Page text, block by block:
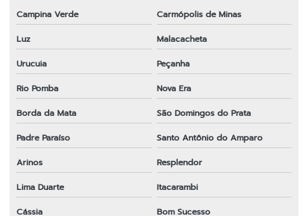
Campina Verde
Carmópolis de Minas
Luz
Malacacheta
Urucuia
Peçanha
Rio Pomba
Nova Era
Borda da Mata
São Domingos do Prata
Padre Paraíso
Santo Antônio do Amparo
Arinos
Resplendor
Lima Duarte
Itacarambi
Cássia
Bom Sucesso